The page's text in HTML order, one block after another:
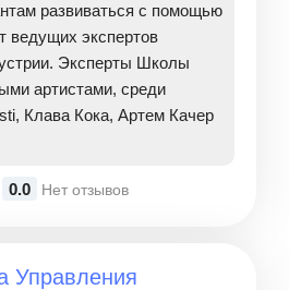
развиваться с помощью
ведущих экспертов
Эксперты Школы
артистами, среди
Клава Кока, Артем Качер
0.0 Нет отзывов
Управления